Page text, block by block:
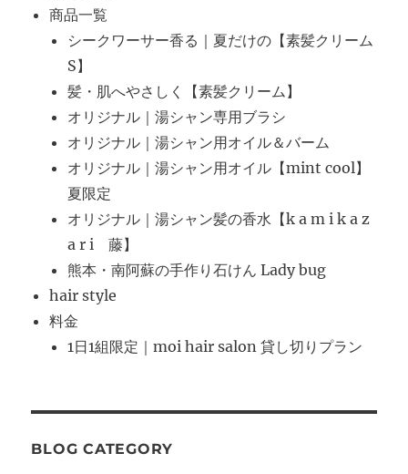
商品一覧
シークワーサー香る｜夏だけの【素髪クリーム
S】
髪・肌へやさしく【素髪クリーム】
オリジナル｜湯シャン専用ブラシ
オリジナル｜湯シャン用オイル＆バーム
オリジナル｜湯シャン用オイル【mint cool】
夏限定
オリジナル｜湯シャン髪の香水【k a m i k a z
a r i 藤】
熊本・南阿蘇の手作り石けん Lady bug
hair style
料金
1日1組限定｜moi hair salon 貸し切りプラン
BLOG CATEGORY